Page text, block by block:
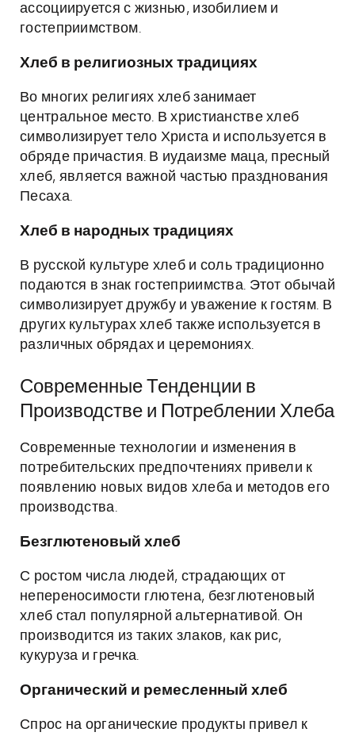
ассоциируется с жизнью, изобилием и
гостеприимством.
Хлеб в религиозных традициях
Во многих религиях хлеб занимает
центральное место. В христианстве хлеб
символизирует тело Христа и используется в
обряде причастия. В иудаизме маца, пресный
хлеб, является важной частью празднования
Песаха.
Хлеб в народных традициях
В русской культуре хлеб и соль традиционно
подаются в знак гостеприимства. Этот обычай
символизирует дружбу и уважение к гостям. В
других культурах хлеб также используется в
различных обрядах и церемониях.
Современные Тенденции в
Производстве и Потреблении Хлеба
Современные технологии и изменения в
потребительских предпочтениях привели к
появлению новых видов хлеба и методов его
производства.
Безглютеновый хлеб
С ростом числа людей, страдающих от
непереносимости глютена, безглютеновый
хлеб стал популярной альтернативой. Он
производится из таких злаков, как рис,
кукуруза и гречка.
Органический и ремесленный хлеб
Спрос на органические продукты привел к